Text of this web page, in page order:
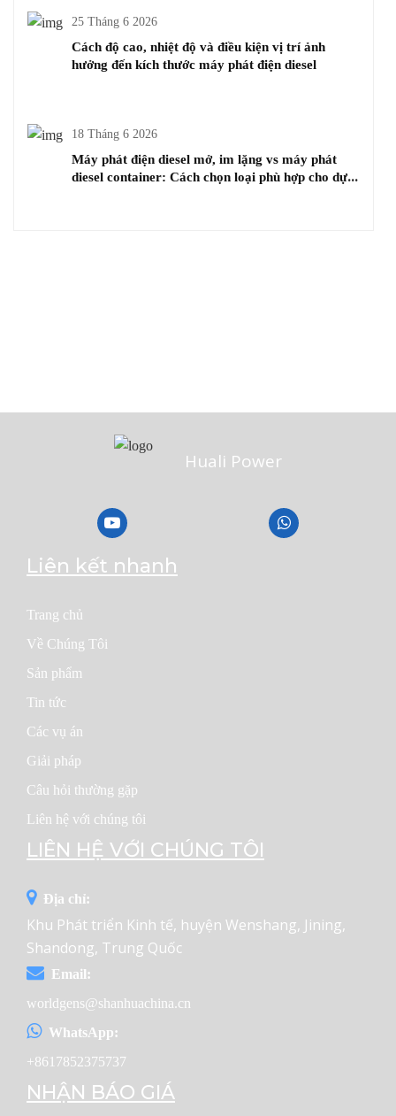
25 Tháng 6 2026
Cách độ cao, nhiệt độ và điều kiện vị trí ảnh
hưởng đến kích thước máy phát điện diesel
18 Tháng 6 2026
Máy phát điện diesel mở, im lặng vs máy phát
diesel container: Cách chọn loại phù hợp cho dự
Huali Power
Liên kết nhanh
Trang chủ
Về Chúng Tôi
Sản phẩm
Tin tức
Các vụ án
Giải pháp
Câu hỏi thường gặp
Liên hệ với chúng tôi
LIÊN HỆ VỚI CHÚNG TÔI
Địa chỉ:
Khu Phát triển Kinh tế, huyện Wenshang, Jining,
Shandong, Trung Quốc
Email:
worldgens@shanhuachina.cn
WhatsApp:
+8617852375737
NHẬN BÁO GIÁ